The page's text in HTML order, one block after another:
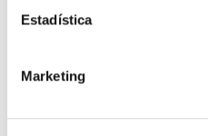
Estadística
Marketing